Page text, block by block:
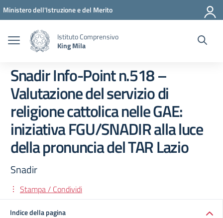
Vai ai contenuti
Vai al menu di navigazione
Vai al footer
Ministero dell'Istruzione e del Merito
Istituto Comprensivo
King Mila
Snadir Info-Point n.518 –
Valutazione del servizio di
religione cattolica nelle GAE:
iniziativa FGU/SNADIR alla luce
della pronuncia del TAR Lazio
Snadir
Stampa / Condividi
Indice della pagina